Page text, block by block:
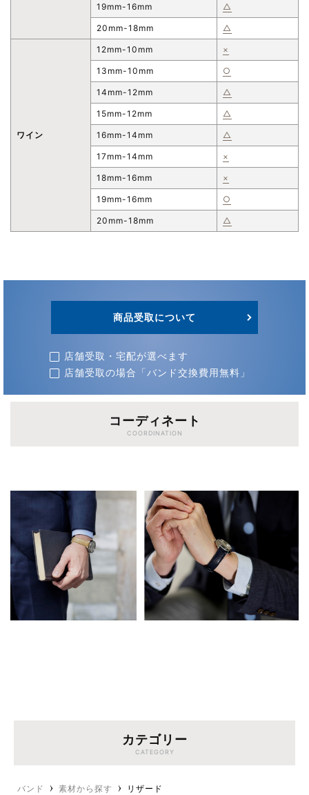
19mm-16mm △
20mm-18mm △
ワイン
12mm-10mm ×
13mm-10mm ○
14mm-12mm △
15mm-12mm △
16mm-14mm △
17mm-14mm ×
18mm-16mm ×
19mm-16mm ○
20mm-18mm △
商品受取について
店舗受取・宅配が選べます
店舗受取の場合「バンド交換費用無料」
コーディネート
COORDINATION
カテゴリー
CATEGORY
バンド 素材から探す
リザード